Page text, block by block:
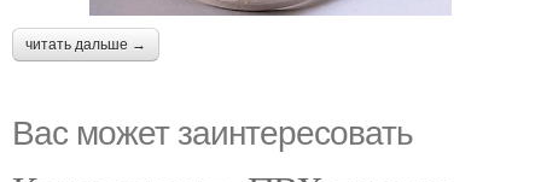
читать дальше →
Вас может заинтересовать